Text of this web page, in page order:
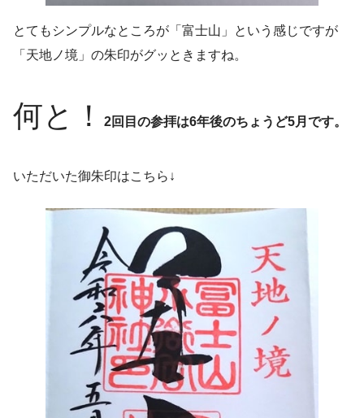
とてもシンプルなところが「富士山」という感じですが
「天地ノ境」の朱印がグッときますね。
何と！ 2回目の参拝は6年後のちょうど5月です。
いただいた御朱印はこちら↓